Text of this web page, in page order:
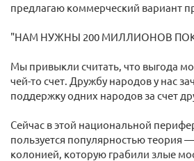
предлагаю коммерческий вариант
"НАМ НУЖНЫ 200 МИЛЛИОНОВ
Мы привыкли считать, что выгода
чей-то счет. Дружбу народов у нас
поддержку одних народов за счет
Сейчас в этой национальной
пользуется популярностью теория
колонией, которую грабили злые